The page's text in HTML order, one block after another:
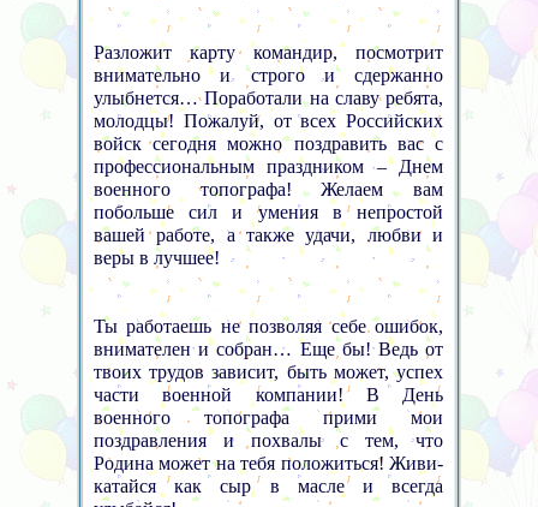
Разложит карту командир, посмотрит
внимательно и строго и сдержанно
улыбнется… Поработали на славу ребята,
молодцы! Пожалуй, от всех Российских
войск сегодня можно поздравить вас с
профессиональным праздником – Днем
военного топографа! Желаем вам
побольше сил и умения в непростой
вашей работе, а также удачи, любви и
веры в лучшее!
Ты работаешь не позволяя себе ошибок,
внимателен и собран… Еще бы! Ведь от
твоих трудов зависит, быть может, успех
части военной компании! В День
военного топографа прими мои
поздравления и похвалы с тем, что
Родина может на тебя положиться! Живи-
катайся как сыр в масле и всегда